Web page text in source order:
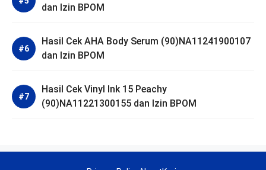
dan Izin BPOM
Hasil Cek AHA Body Serum (90)NA11241900107
dan Izin BPOM
Hasil Cek Vinyl Ink 15 Peachy
(90)NA11221300155 dan Izin BPOM